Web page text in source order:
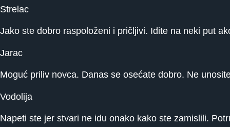
Strelac
Jako ste dobro raspoloženi i pričljivi. Idite na neki put
Jarac
Moguć priliv novca. Danas se osećate dobro. Ne
Vodolija
Napeti ste jer stvari ne idu onako kako ste zamislili.